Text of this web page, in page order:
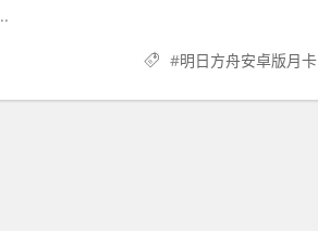
#明日方舟安卓版月卡